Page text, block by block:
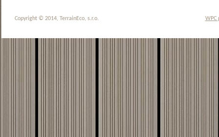
WPC
Copyright © 2014, TerrainEco, s.r.o.